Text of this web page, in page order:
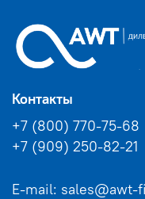
Контакты
+7 (800) 770-75-68
+7 (909) 250-82-21
E-mail: sales@awt-